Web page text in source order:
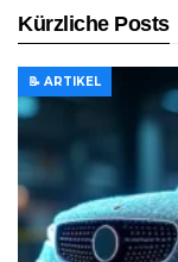
Kürzliche Posts
📝 ARTIKEL